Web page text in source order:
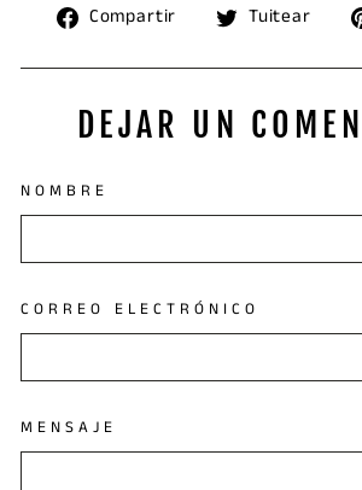
Compartir
Compartir
Facebook
Tuitear
DEJAR UN
NOMBRE
CORREO ELECTRÓNICO
MENSAJE